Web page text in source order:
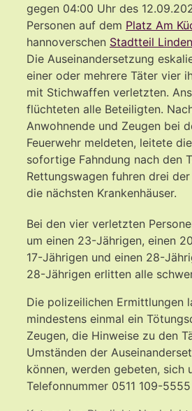
gegen 04:00 Uhr des
Personen auf dem Platz Am
hannoverschen Stadtteil
Die Auseinandersetzung
einer oder mehrere Täter vier
mit Stichwaffen verletzten.
flüchteten alle Beteiligten.
Anwohnende und Zeugen bei
Feuerwehr meldeten, leitete
sofortige Fahndung nach den
Rettungswagen fuhren drei
die nächsten Krankenhäuser.
Bei den vier verletzten
um einen 23-Jährigen, einen
17-Jährigen und einen 28-
28-Jährigen erlitten alle
Die polizeilichen Ermittlungen
mindestens einmal ein
Zeugen, die Hinweise zu den
Umständen der
können, werden gebeten, sich
Telefonnummer 0511 109-